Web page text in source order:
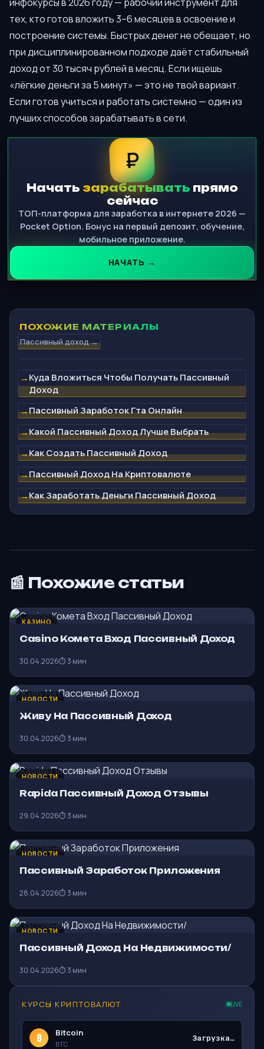
тех, кто готов вложить 3–6 месяцев в освоение и
построение системы. Быстрых денег не обещает, но
при дисциплинированном подходе даёт стабильный
доход от 30 тысяч рублей в месяц. Если ищешь
«лёгкие деньги за 5 минут» — это не твой вариант.
Если готов учиться и работать системно — один из
лучших способов зарабатывать в сети.
₽
Начать зарабатывать прямо
сейчас
ТОП-платформа для заработка в интернете 2026 —
Pocket Option. Бонус на первый депозит, обучение,
мобильное приложение.
НАЧАТЬ →
ПОХОЖИЕ МАТЕРИАЛЫ
Пассивный доход →
→Куда Вложиться Чтобы Получать Пассивный
Доход
→Пассивный Заработок Гта Онлайн
→Какой Пассивный Доход Лучше Выбрать
→Как Создать Пассивный Доход
→Пассивный Доход На Криптовалюте
→Как Заработать Деньги Пассивный Доход
📰 Похожие статьи
КАЗИНО
Casino Комета Вход Пассивный Доход
30.04.2026⏱ 3 мин
НОВОСТИ
Живу На Пассивный Доход
30.04.2026⏱ 3 мин
НОВОСТИ
Rapida Пассивный Доход Отзывы
29.04.2026⏱ 3 мин
НОВОСТИ
Пассивный Заработок Приложения
28.04.2026⏱ 3 мин
НОВОСТИ
Пассивный Доход На Недвижимости/
30.04.2026⏱ 3 мин
КУРСЫ КРИПТОВАЛЮТ LIVE
₿ Bitcoin
BTC
Загрузка…